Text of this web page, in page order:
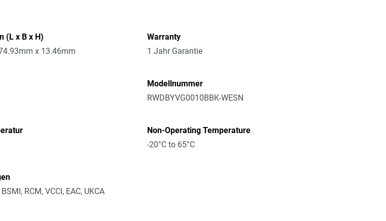
(L x B x H)
x 13.46mm
Warranty
1 Jahr Garantie
Modellnummer
RWDBYVG0010BBK-WESN
Non-Operating Temperature
-20°C to 65°C
BSMI, RCM, VCCI, EAC, UKCA